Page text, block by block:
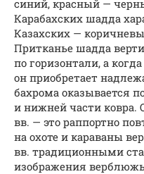
синий, красный —
Карабахских шадда
Казахских —
Притканье шадда
по горизонтали, а
он приобретает
бахрома оказывается
и нижней части
вв. — это раппортно
на охоте и караваны
вв. традиционными
изображения